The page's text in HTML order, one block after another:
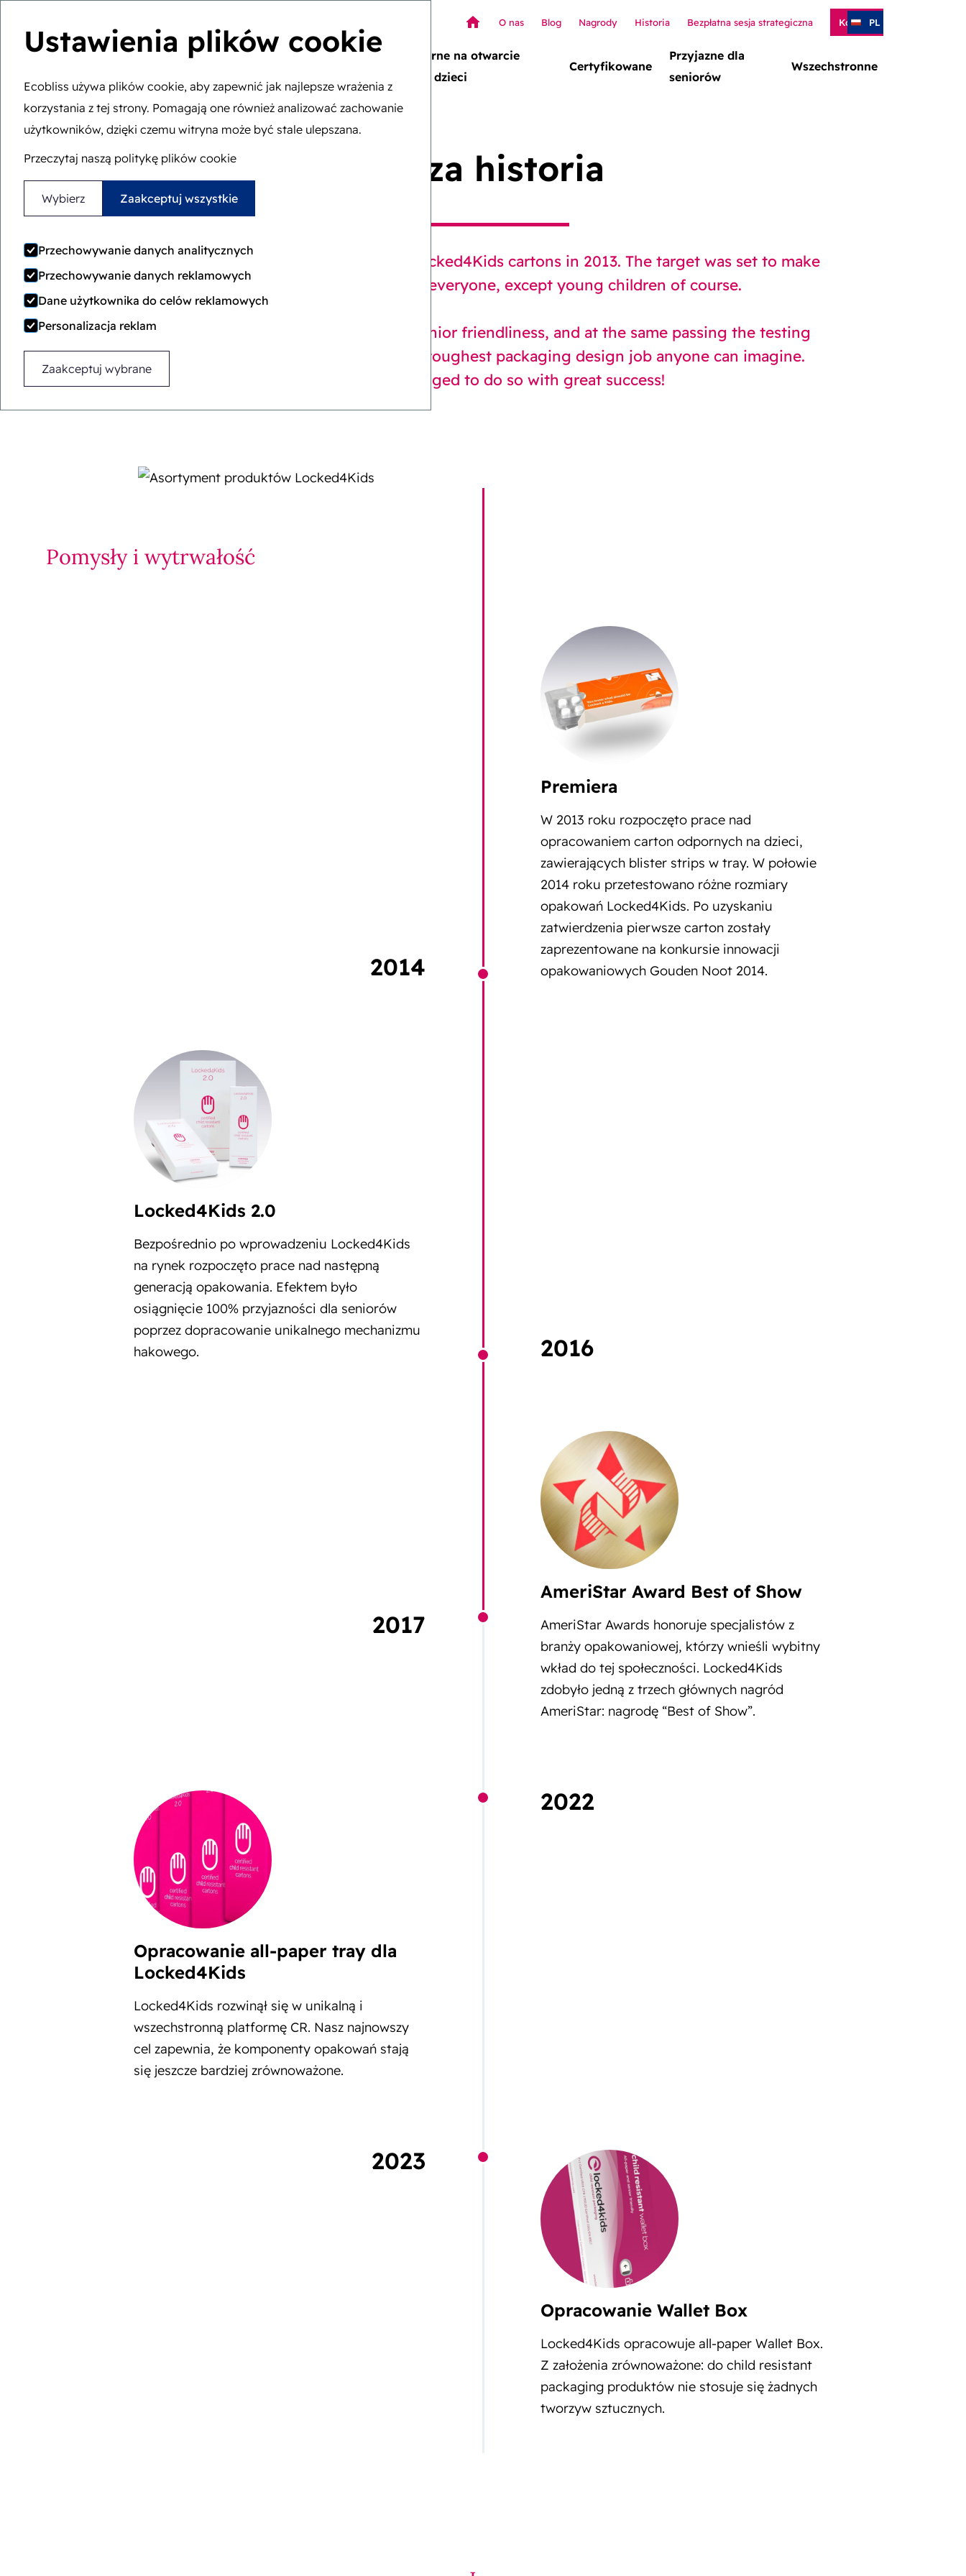
Ustawienia plików cookie
Ecobliss używa plików cookie, aby zapewnić jak najlepsze wrażenia z
korzystania z tej strony. Pomagają one również analizować zachowanie
użytkowników, dzięki czemu witryna może być stale ulepszana.
Przeczytaj naszą politykę plików cookie
Wybierz Zaakceptuj wszystkie
Przechowywanie danych analitycznych
Przechowywanie danych reklamowych
Dane użytkownika do celów reklamowych
Personalizacja reklam
Zaakceptuj wybrane
Wallet Box
Odporne na otwarcie
przez dzieci
Certyfikowane
Przyjazne dla
seniorów
Wszechstronne
O nas Blog Nagrody Historia Bezpłatna sesja strategiczna KontaktPL
Jesteś tutaj: Strona główna > Historia
Nasza historia
Ecobliss started the development of Locked4Kids cartons in 2013. The target was set to make
the carton easily opened by everyone, except young children of course.
Finding that thin line between true senior friendliness, and at the same passing the testing
protocols with young children is the toughest packaging design job anyone can imagine.
Ecobliss has managed to do so with great success!
Pomysły i wytrwałość
2014
Premiera
W 2013 roku rozpoczęto prace nad
opracowaniem carton odpornych na dzieci,
zawierających blister strips w tray. W połowie
2014 roku przetestowano różne rozmiary
opakowań Locked4Kids. Po uzyskaniu
zatwierdzenia pierwsze carton zostały
zaprezentowane na konkursie innowacji
opakowaniowych Gouden Noot 2014.
Locked4Kids 2.0
Bezpośrednio po wprowadzeniu Locked4Kids
na rynek rozpoczęto prace nad następną
generacją opakowania. Efektem było
osiągnięcie 100% przyjazności dla seniorów
poprzez dopracowanie unikalnego mechanizmu
hakowego.
2016
2017
AmeriStar Award Best of Show
AmeriStar Awards honoruje specjalistów z
branży opakowaniowej, którzy wnieśli wybitny
wkład do tej społeczności. Locked4Kids
zdobyło jedną z trzech głównych nagród
AmeriStar: nagrodę “Best of Show”.
Opracowanie all-paper tray dla
Locked4Kids
Locked4Kids rozwinął się w unikalną i
wszechstronną platformę CR. Nasz najnowszy
cel zapewnia, że komponenty opakowań stają
się jeszcze bardziej zrównoważone.
2022
2023
Opracowanie Wallet Box
Locked4Kids opracowuje all-paper Wallet Box.
Z założenia zrównoważone: do child resistant
packaging produktów nie stosuje się żadnych
tworzyw sztucznych.